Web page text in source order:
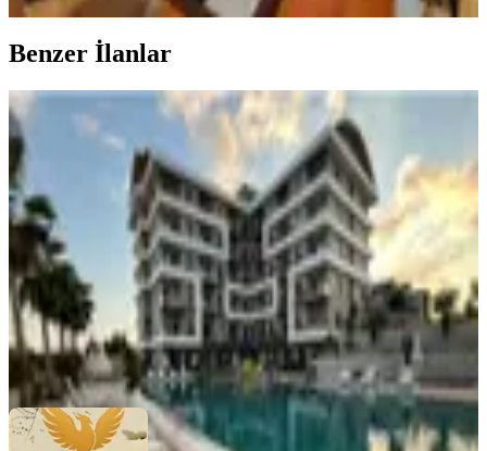
Benzer İlanlar
ÖNE ÇIKAN
Avsallar Esyalı Kıralık 1+1 Daıre
Alanya, Avsallar Mahallesi
1+1·46 m²·1. Kat·06.07.2026
25.000 ₺
Evci EmlakFatma Akdenizli
Ara